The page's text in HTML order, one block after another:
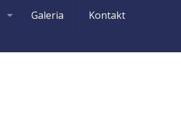
Galeria Kontakt